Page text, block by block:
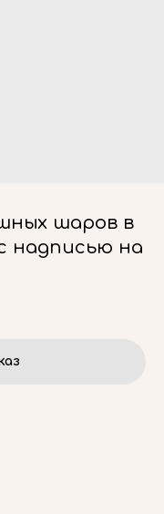
шаров в
надписью на